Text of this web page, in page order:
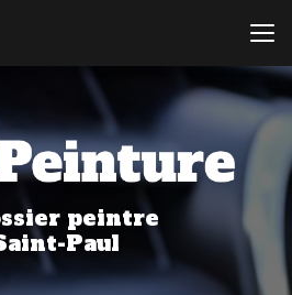
peintre
Paul